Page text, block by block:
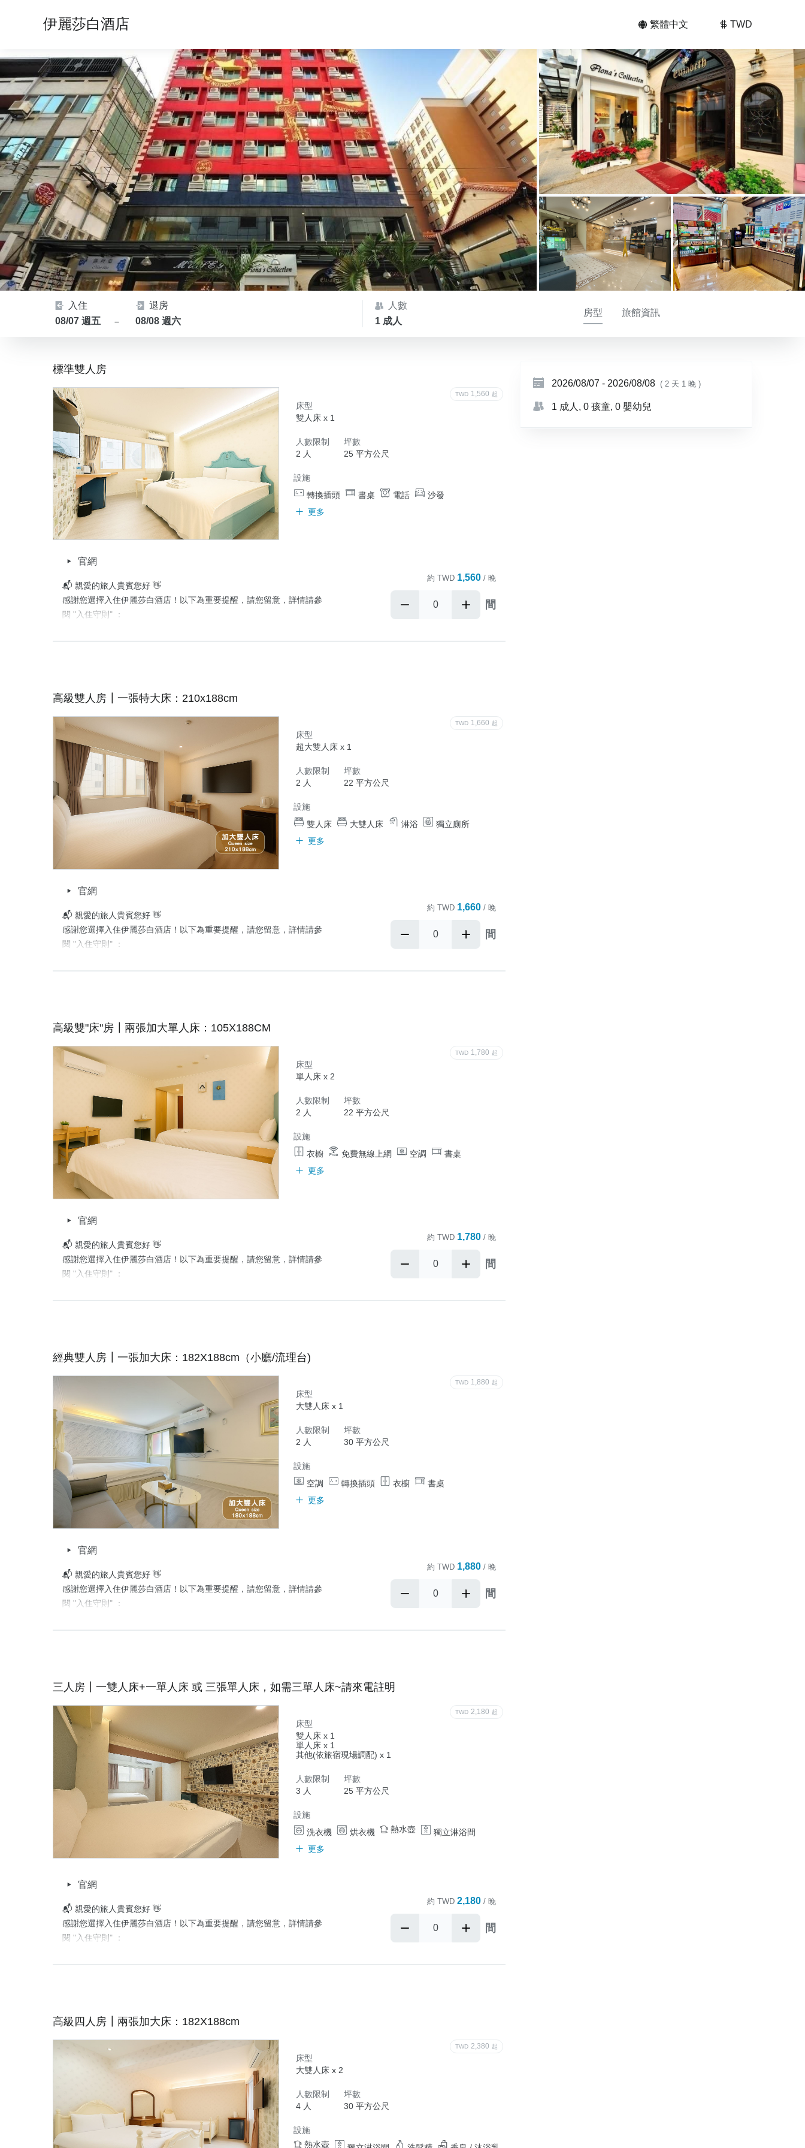
伊麗莎白酒店 繁體中文 TWD
入住
08/07 週五
－
退房
08/08 週六
人數
1 成人
房型 旅館資訊
標準雙人房
TWD 1,560 起
床型
雙人床 x 1
人數限制
2 人
坪數
25 平方公尺
設施
轉換插頭
書桌 電話
沙發
更多
官網
📬 親愛的旅人貴賓您好 👋
感謝您選擇入住伊麗莎白酒店！以下為重要提醒，請您留意，詳情請參
閱 "入住守則" ：
・裝潢擺設略有不同，特殊需求請提前告知
♻️ 因應政府政策，即日起不主動提供一次性備品
🐾 寵物友善房型需提前預約，將酌收清潔費，並限規範內毛孩入住
📖 更多詳情，請於訂房時詳閱平台之「入住守則」或加入官方LINE洽
詢，期待與您相遇，祝旅途愉快、入住順心！
伊麗莎白酒店 敬上
約 TWD 1,560 / 晚
間
高級雙人房┃一張特大床：210x188cm
TWD 1,660 起
床型
超大雙人床 x 1
人數限制
2 人
坪數
22 平方公尺
設施
雙人床
大雙人床 淋浴
獨立廁所
更多
官網
📬 親愛的旅人貴賓您好 👋
感謝您選擇入住伊麗莎白酒店！以下為重要提醒，請您留意，詳情請參
閱 "入住守則" ：
・裝潢擺設略有不同，特殊需求請提前告知
♻️ 因應政府政策，即日起不主動提供一次性備品
🐾 寵物友善房型需提前預約，將酌收清潔費，並限規範內毛孩入住
📖 更多詳情，請於訂房時詳閱平台之「入住守則」或加入官方LINE洽
詢，期待與您相遇，祝旅途愉快、入住順心！
伊麗莎白酒店 敬上
取消政策
約 TWD 1,660 / 晚
間
高級雙"床"房┃兩張加大單人床：105X188CM
TWD 1,780 起
床型
單人床 x 2
人數限制
2 人
坪數
22 平方公尺
設施
衣櫥
免費無線上網 空調
書桌
更多
官網
📬 親愛的旅人貴賓您好 👋
感謝您選擇入住伊麗莎白酒店！以下為重要提醒，請您留意，詳情請參
閱 "入住守則" ：
・裝潢擺設略有不同，特殊需求請提前告知
♻️ 因應政府政策，即日起不主動提供一次性備品
🐾 寵物友善房型需提前預約，將酌收清潔費，並限規範內毛孩入住
📖 更多詳情，請於訂房時詳閱平台之「入住守則」或加入官方LINE洽
詢，期待與您相遇，祝旅途愉快、入住順心！
伊麗莎白酒店 敬上
取消政策
約 TWD 1,780 / 晚
間
經典雙人房┃一張加大床：182X188cm（小廳/流理台)
TWD 1,880 起
床型
大雙人床 x 1
人數限制
2 人
坪數
30 平方公尺
設施
空調
轉換插頭 衣櫥
書桌
更多
官網
📬 親愛的旅人貴賓您好 👋
感謝您選擇入住伊麗莎白酒店！以下為重要提醒，請您留意，詳情請參
閱 "入住守則" ：
・裝潢擺設略有不同，特殊需求請提前告知
♻️ 因應政府政策，即日起不主動提供一次性備品
🐾 寵物友善房型需提前預約，將酌收清潔費，並限規範內毛孩入住
📖 更多詳情，請於訂房時詳閱平台之「入住守則」或加入官方LINE洽
詢，期待與您相遇，祝旅途愉快、入住順心！
伊麗莎白酒店 敬上
取消政策
約 TWD 1,880 / 晚
間
三人房┃一雙人床+一單人床 或 三張單人床，如需三單人床~請來電註明
TWD 2,180 起
床型
雙人床 x 1
單人床 x 1
其他(依旅宿現場調配) x 1
人數限制
3 人
坪數
25 平方公尺
設施
洗衣機
烘衣機 熱水壺
獨立淋浴間
更多
官網
📬 親愛的旅人貴賓您好 👋
感謝您選擇入住伊麗莎白酒店！以下為重要提醒，請您留意，詳情請參
閱 "入住守則" ：
・裝潢擺設略有不同，特殊需求請提前告知
♻️ 因應政府政策，即日起不主動提供一次性備品
🐾 寵物友善房型需提前預約，將酌收清潔費，並限規範內毛孩入住
📖 更多詳情，請於訂房時詳閱平台之「入住守則」或加入官方LINE洽
詢，期待與您相遇，祝旅途愉快、入住順心！
伊麗莎白酒店 敬上
約 TWD 2,180 / 晚
間
高級四人房┃兩張加大床：182X188cm
TWD 2,380 起
床型
大雙人床 x 2
人數限制
4 人
坪數
30 平方公尺
設施
熱水壺
2026/08/07 - 2026/08/08 ( 2 天 1 晚 )
1 成人 , 0 孩童, 0 嬰幼兒